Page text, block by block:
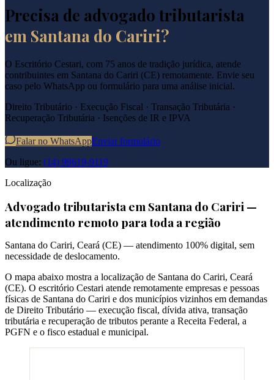
Precisa de advogado tributarista
em Santana do Cariri?
O Escritório Cestari, com 75 anos de tradição jurídica, atende
contribuintes em Santana do Cariri (CE) remotamente. Envie seu
caso pelo WhatsApp ou formulário para uma análise inicial.
Direito Tributário · Execução Fiscal · Transação Tributária ·
Recuperação Tributária · Isenções de IR e IPVA
Falar no WhatsAppEnviar formulário
Ou ligue: (14) 99619-9119
Localização
Advogado tributarista em Santana do Cariri —
atendimento remoto para toda a região
Santana do Cariri, Ceará (CE) — atendimento 100% digital, sem
necessidade de deslocamento.
O mapa abaixo mostra a localização de Santana do Cariri, Ceará
(CE). O escritório Cestari atende remotamente empresas e pessoas
físicas de Santana do Cariri e dos municípios vizinhos em demandas
de Direito Tributário — execução fiscal, dívida ativa, transação
tributária e recuperação de tributos perante a Receita Federal, a
PGFN e o fisco estadual e municipal.